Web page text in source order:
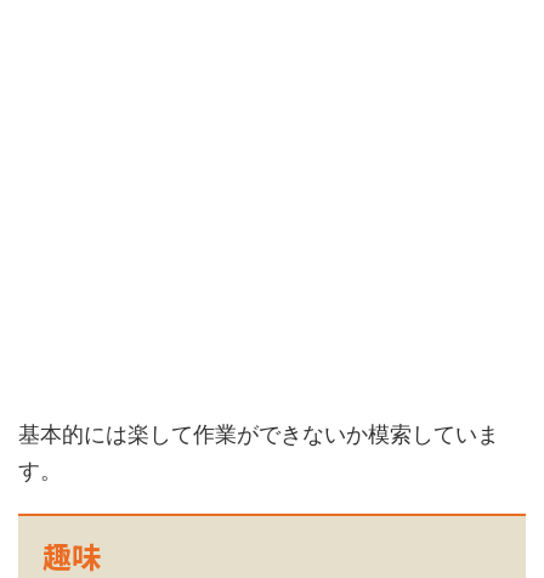
基本的には楽して作業ができないか模索していま
す。
趣味